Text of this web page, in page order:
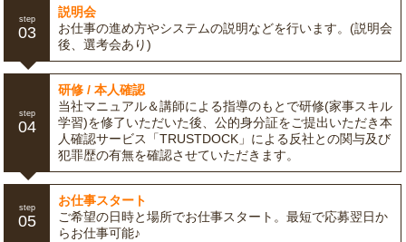
step
03
説明会
お仕事の進め方やシステムの説明などを行います。(説明会
後、選考会あり)
step
04
研修 / 本人確認
当社マニュアル＆講師による指導のもとで研修(家事スキル
学習)を修了いただいた後、公的身分証をご提出いただき本
人確認サービス「TRUSTDOCK」による反社との関与及び
犯罪歴の有無を確認させていただきます。
step
05
お仕事スタート
ご希望の日時と場所でお仕事スタート。最短で応募翌日か
らお仕事可能♪